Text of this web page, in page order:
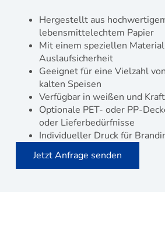
Hergestellt aus
lebensmittelechtem Papier
Mit einem speziellen
Auslaufsicherheit
Geeignet für eine Vielzahl
kalten Speisen
Verfügbar in weißen und
Optionale PET- oder PP-
oder Lieferbedürfnisse
Individueller Druck für
Jetzt Anfrage senden